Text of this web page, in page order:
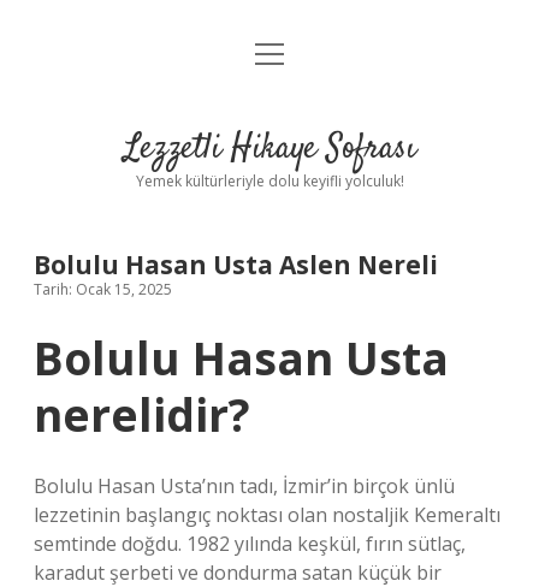
Anasayfa
Yasal Uyarı
menüyü
Lezzetli Hikaye Sofrası
Yemek kültürleriyle dolu keyifli yolculuk!
Bolulu Hasan Usta Aslen Nereli
Tarih: Ocak 15, 2025
Bolulu Hasan Usta
nerelidir?
Bolulu Hasan Usta’nın tadı, İzmir’in birçok ünlü
lezzetinin başlangıç ​​noktası olan nostaljik Kemeraltı
semtinde doğdu. 1982 yılında keşkül, fırın sütlaç,
karadut şerbeti ve dondurma satan küçük bir